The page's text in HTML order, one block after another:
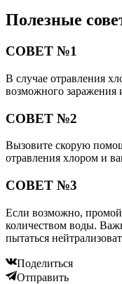
Полезные
СОВЕТ №1
В случае отравления
возможного заражения
СОВЕТ №2
Вызовите скорую
отравления хлором и
СОВЕТ №3
Если возможно,
количеством воды.
пытаться
Поделиться
Отправить